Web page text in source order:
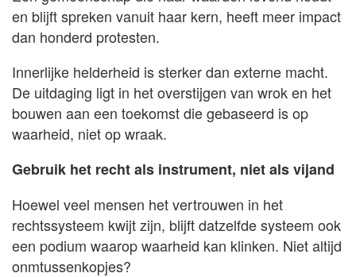
en blijft spreken vanuit haar kern, heeft meer impact
dan honderd protesten.
Innerlijke helderheid is sterker dan externe macht.
De uitdaging ligt in het overstijgen van wrok en het
bouwen aan een toekomst die gebaseerd is op
waarheid, niet op wraak.
Gebruik het recht als instrument, niet als vijand
Hoewel veel mensen het vertrouwen in het
rechtssysteem kwijt zijn, blijft datzelfde systeem ook
een podium waarop waarheid kan klinken. Niet altijd
onmtussenkopjes?